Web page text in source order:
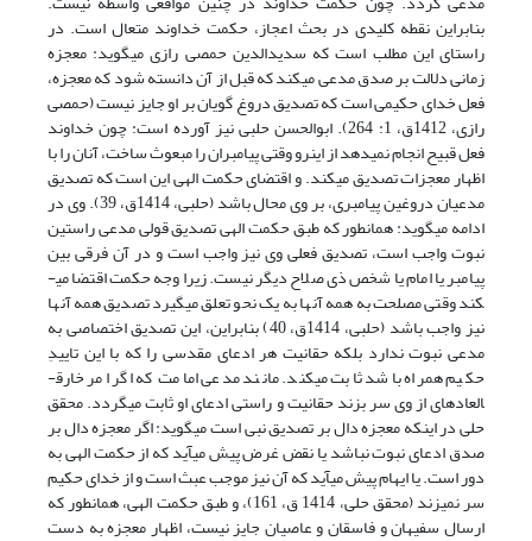
بنابراین نقطه کلیدی در بحث اعجاز، حکمت خداوند متعال است. در
راستای این مطلب است که سدیدالدین حمصی رازی می­گوید: معجزه
زمانی دلالت بر صدق مدعی می­کند که قبل از آن دانسته شود که معجزه،
فعل خدای حکیمی است که تصدیق دروغ گویان بر او جایز نیست (حمصی
رازی، 1412ق، 1: 264). ابوالحسن حلبی نیز آورده است: چون خداوند
فعل قبیح انجام نمی­دهد از این­رو وقتی پیامبران را مبعوث ساخت، آنان را با
اظهار معجزات تصدیق می­کند. و اقتضای حکمت الهی این است که تصدیق
مدعیان دروغین پیامبری، بر وی محال باشد (حلبی، 1414ق، 39). وی در
ادامه می­گوید: همانطور که طبق حکمت الهی تصدیق قولی مدعی راستین
نبوت واجب است، تصدیق فعلی وی نیز واجب است و در آن فرقی بین
پیامبر یا امام یا شخص ذی صلاح دیگر نیست. زیرا وجه حکمت اقتضا می­
کند وقتی مصلحت به همه آن­ها به یک نحو تعلق می­گیرد تصدیق همه آن­ها
نیز واجب باشد (حلبی، 1414ق، 40) بنابراین، این تصدیق اختصاصی به
مدعی نبوت ندارد بلکه حقانیت هر ادعای مقدسی را که با این تاییدِ
حکیم همراه باشد ثابت می­کند. مانند مدعی امامت که اگر امر خارق­
العاده­ای از وی سر بزند حقانیت و راستی ادعای او ثابت می­گردد. محقق
حلی در اینکه معجزه دال بر تصدیق نبی است می­گوید: اگر معجزه دال بر
صدق ادعای نبوت نباشد یا نقض غرض پیش می­آید که از حکمت الهی به
دور است. یا ایهام پیش می­آید که آن نیز موجب عبث است و از خدای حکیم
سر نمی­زند (محقق حلی، 1414 ق، 161)، و طبق حکمت الهی، همانطور که
ارسال سفیهان و فاسقان و عاصیان جایز نیست، اظهار معجزه به دست